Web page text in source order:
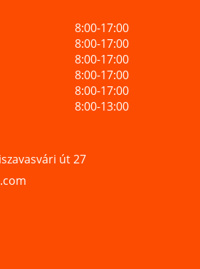
8:00-17:00
8:00-17:00
8:00-17:00
8:00-17:00
8:00-17:00
8:00-13:00
út 27